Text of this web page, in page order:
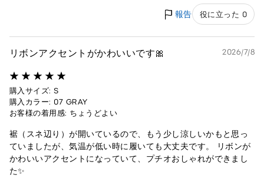
報告 役に立った 0
リボンアクセントがかわいいです🎀 2026/7/8
購入サイズ: S
購入カラー: 07 GRAY
お客様の着用感: ちょうどよい
裾（スネ辺り）が開いているので、もう少し涼しいかもと思っ
ていましたが、気温が低い時に履いても大丈夫です。 リボンが
かわいいアクセントになっていて、プチオおしゃれができまし
た✨